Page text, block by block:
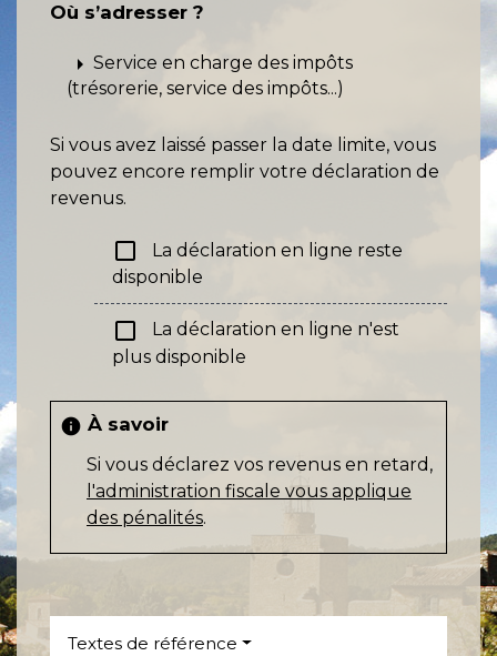
Où s’adresser ?
arrow_right Service en charge des impôts
(trésorerie, service des impôts...)
Si vous avez laissé passer la date limite, vous
pouvez encore remplir votre déclaration de
revenus.
check_box_outline_blank
La déclaration en ligne reste
disponible
check_box_outline_blank
La déclaration en ligne n'est
plus disponible
info À savoir
Si vous déclarez vos revenus en retard,
l'administration fiscale vous applique
des pénalités.
Textes de référence